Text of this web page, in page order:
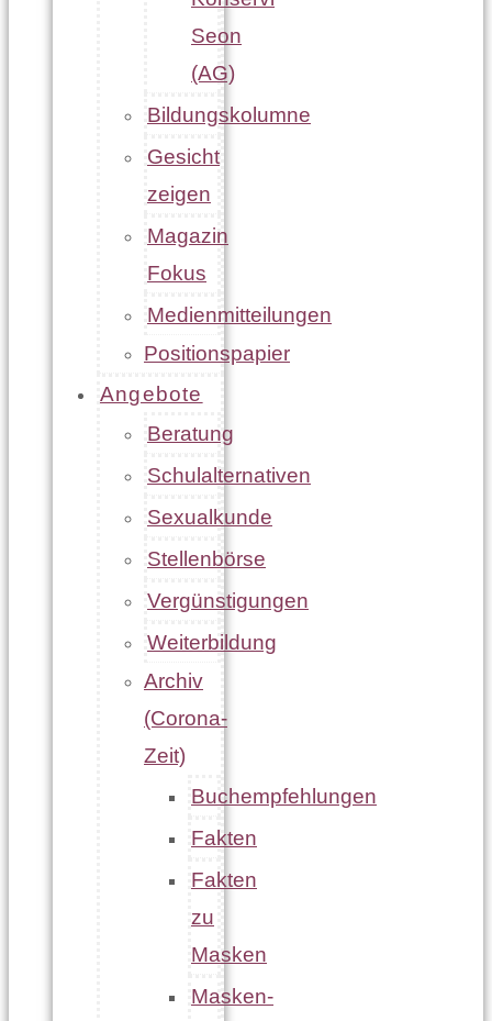
Seon
(AG)
Bildungskolumne
Gesicht
zeigen
Magazin
Fokus
Medienmitteilungen
Positionspapier
Angebote
Beratung
Schulalternativen
Sexualkunde
Stellenbörse
Vergünstigungen
Weiterbildung
Archiv
(Corona-
Zeit)
Buchempfehlungen
Fakten
Fakten
zu
Masken
Masken-